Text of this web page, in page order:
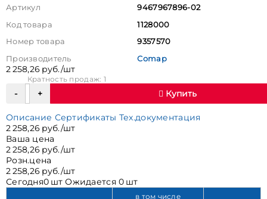
Артикул
9467967896-02
Код товара
1128000
Номер товара
9357570
Производитель
Comap
2 258,26 руб./шт
Кратность продаж: 1
Купить
Описание Сертификаты Тех.документация
2 258,26 руб./шт
Ваша цена
2 258,26 руб./шт
Розн.цена
2 258,26 руб./шт
Сегодня0 шт Ожидается 0 шт
в том числе